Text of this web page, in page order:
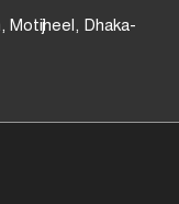
Motijheel, Dhaka-